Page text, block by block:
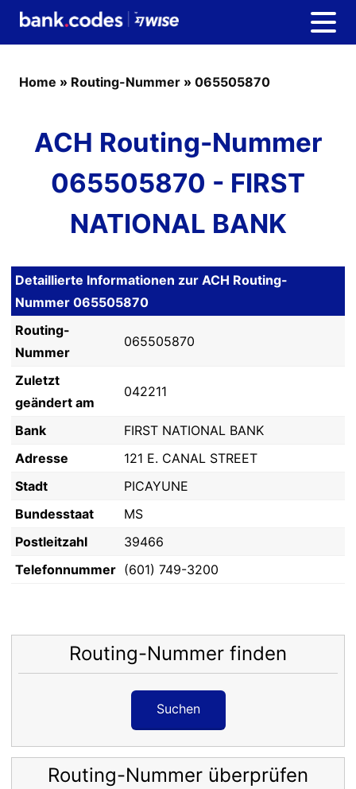
Home » Routing-Nummer » 065505870
ACH Routing-Nummer
065505870 - FIRST
NATIONAL BANK
Detaillierte Informationen zur ACH Routing-
Nummer 065505870
Routing-
Nummer
065505870
Zuletzt
geändert am
042211
Bank
FIRST NATIONAL BANK
Adresse
121 E. CANAL STREET
Stadt
PICAYUNE
Bundesstaat
MS
Postleitzahl
39466
Telefonnummer (601) 749-3200
Routing-Nummer finden
Suchen
Routing-Nummer überprüfen